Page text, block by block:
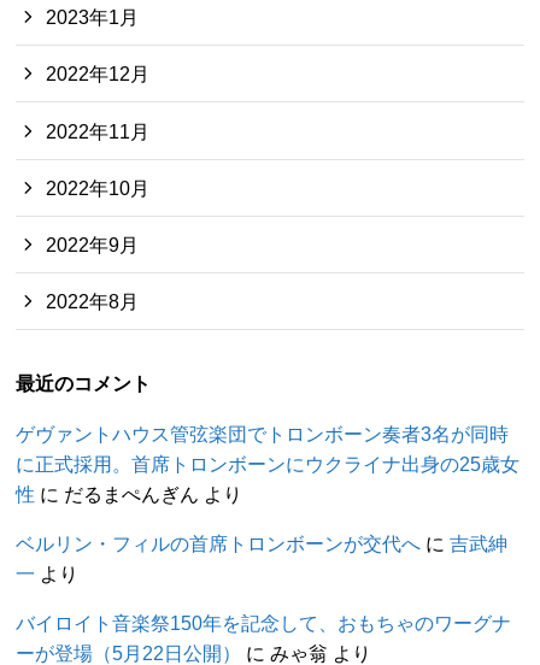
2023年1月
2022年12月
2022年11月
2022年10月
2022年9月
2022年8月
最近のコメント
ゲヴァントハウス管弦楽団でトロンボーン奏者3名が同時
に正式採用。首席トロンボーンにウクライナ出身の25歳女
性 に だるまぺんぎん より
ベルリン・フィルの首席トロンボーンが交代へ に吉武紳
一 より
バイロイト音楽祭150年を記念して、おもちゃのワーグナ
ーが登場（5月22日公開）
にみゃ翁 より